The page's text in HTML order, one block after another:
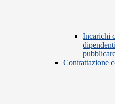
Incarichi
Contrattazione